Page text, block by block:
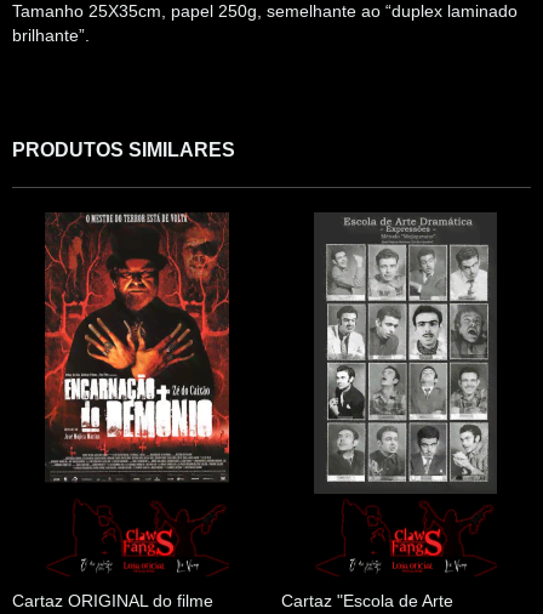
Tamanho 25X35cm, papel 250g, semelhante ao “duplex laminado
brilhante”.
PRODUTOS SIMILARES
Cartaz ORIGINAL do filme
Cartaz "Escola de Arte